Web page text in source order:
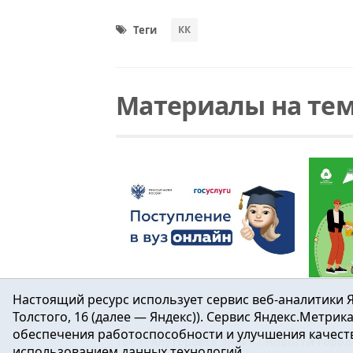
Теги КК
Материалы на
Читать
16+ ©Ялуторовск знает / Новости
Настоящий ресурс использует сервис веб-
Толстого, 16 (далее — Яндекс)). Сервис
обеспечения работоспособности и улучшения